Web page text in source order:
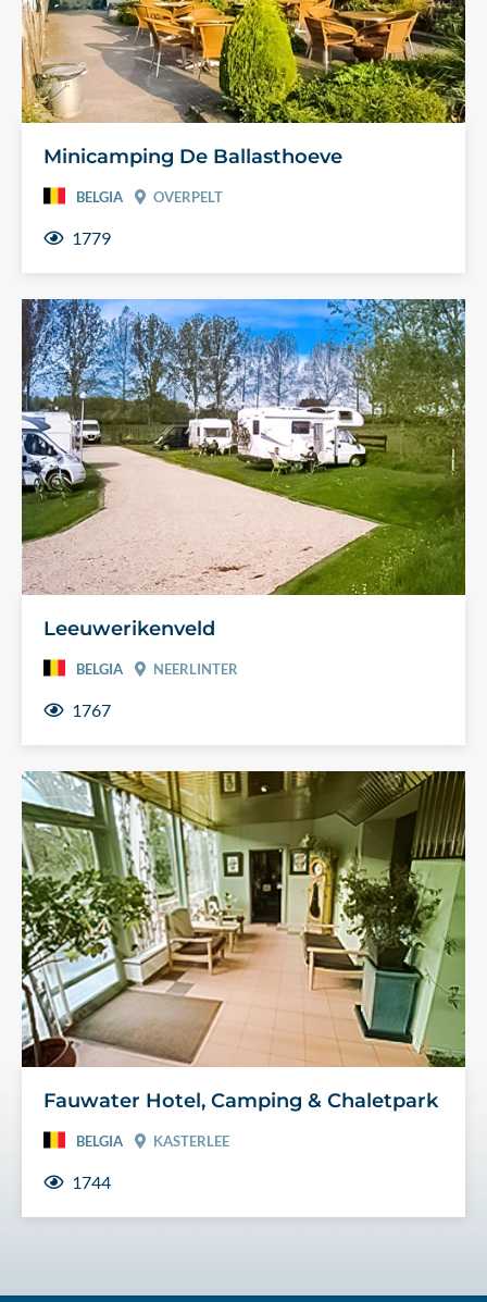
Minicamping De Ballasthoeve
BELGIA OVERPELT
1779
Leeuwerikenveld
BELGIA NEERLINTER
1767
Fauwater Hotel, Camping & Chaletpark
BELGIA KASTERLEE
1744